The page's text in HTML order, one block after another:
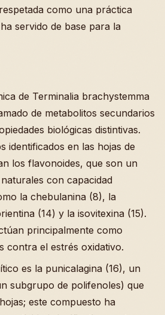
como una práctica
servido de base para la
de Terminalia brachystemma
de metabolitos secundarios
biológicas distintivas.
identificados en las hojas de
los flavonoides, que son un
con capacidad
la chebulanina (8), la
(14) y la isovitexina (15).
principalmente como
contra el estrés oxidativo.
es la punicalagina (16), un
subgrupo de polifenoles) que
este compuesto ha